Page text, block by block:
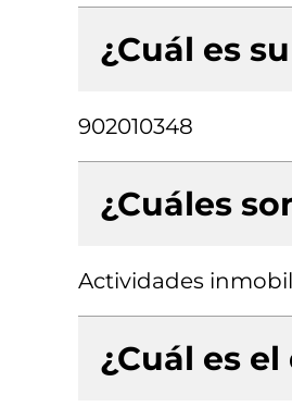
¿Cuál es
902010348
¿Cuáles
Actividades
¿Cuál es